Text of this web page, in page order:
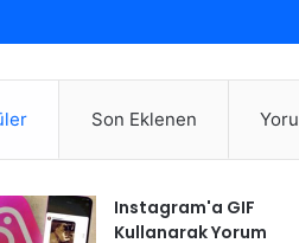
Son Eklenen
Instagram'a GIF
Kullanarak Yorum